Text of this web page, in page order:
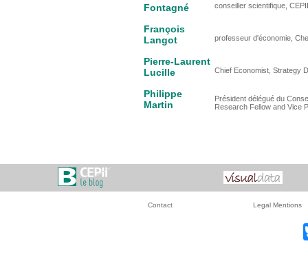
Fontagné
conseiller scientifique,
François
Langot
professeur d'économie,
Pierre-Laurent
Lucille
Chief Economist, Strategy
Philippe
Martin
Président délégué du
Research Fellow and Vice
Contact Legal Mentions